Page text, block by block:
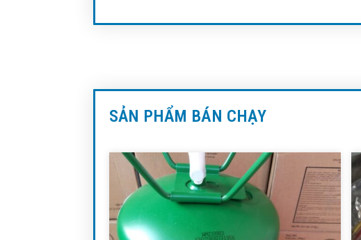
SẢN PHẨM BÁN CHẠY